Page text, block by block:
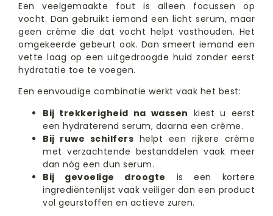
Een veelgemaakte fout is alleen focussen op
vocht. Dan gebruikt iemand een licht serum, maar
geen crème die dat vocht helpt vasthouden. Het
omgekeerde gebeurt ook. Dan smeert iemand een
vette laag op een uitgedroogde huid zonder eerst
hydratatie toe te voegen.
Een eenvoudige combinatie werkt vaak het best:
Bij trekkerigheid na wassen kiest u eerst
een hydraterend serum, daarna een crème.
Bij ruwe schilfers helpt een rijkere crème
met verzachtende bestanddelen vaak meer
dan nóg een dun serum.
Bij gevoelige droogte is een kortere
ingrediëntenlijst vaak veiliger dan een product
vol geurstoffen en actieve zuren.